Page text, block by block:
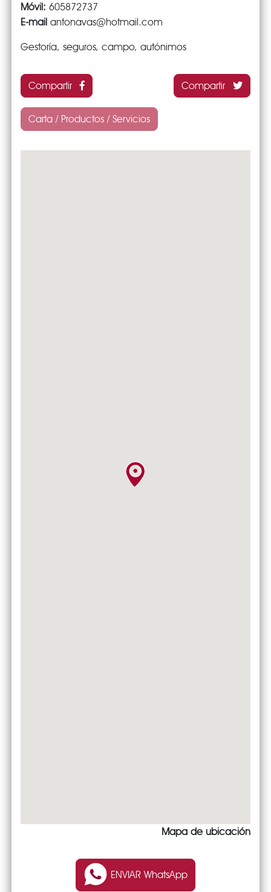
Móvil: 605872737
E-mail antonavas@hotmail.com
Gestoría, seguros, campo, autónimos
Compartir Compartir
Carta / Productos / Servicios
Mapa de ubicación
ENVIAR WhatsApp